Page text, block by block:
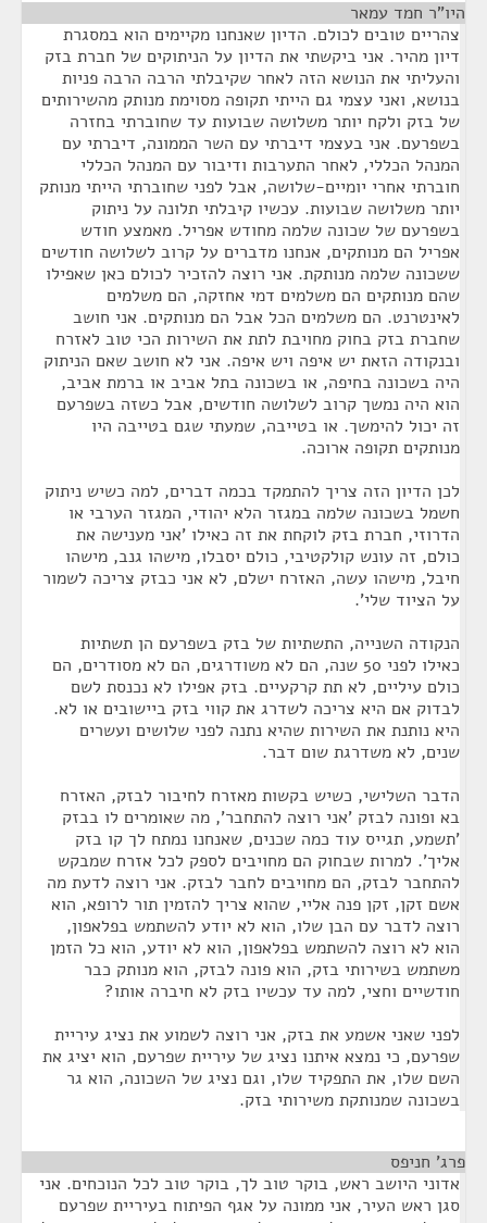
היו"ר חמד עמאר
צהריים טובים לכולם. הדיון שאנחנו מקיימים הוא במסגרת
דיון מהיר. אני ביקשתי את הדיון על הניתוקים של חברת בזק
והעליתי את הנושא הזה לאחר שקיבלתי הרבה הרבה פניות
בנושא, ואני עצמי גם הייתי תקופה מסוימת מנותק מהשירותים
של בזק ולקח יותר משלושה שבועות עד שחוברתי בחזרה
בשפרעם. אני בעצמי דיברתי עם השר הממונה, דיברתי עם
המנהל הכללי, לאחר התערבות ודיבור עם המנהל הכללי
חוברתי אחרי יומיים-שלושה, אבל לפני שחוברתי הייתי מנותק
יותר משלושה שבועות. עכשיו קיבלתי תלונה על ניתוק
בשפרעם של שכונה שלמה מחודש אפריל. מאמצע חודש
אפריל הם מנותקים, אנחנו מדברים על קרוב לשלושה חודשים
ששכונה שלמה מנותקת. אני רוצה להזכיר לכולם כאן שאפילו
שהם מנותקים הם משלמים דמי אחזקה, הם משלמים
לאינטרנט. הם משלמים הכל אבל הם מנותקים. אני חושב
שחברת בזק בחוק מחויבת לתת את השירות הכי טוב לאזרח
ובנקודה הזאת יש איפה ויש איפה. אני לא חושב שאם הניתוק
היה בשכונה בחיפה, או בשכונה בתל אביב או ברמת אביב,
הוא היה נמשך קרוב לשלושה חודשים, אבל כשזה בשפרעם
זה יכול להימשך. או בטייבה, שמעתי שגם בטייבה היו
מנותקים תקופה ארוכה.
לכן הדיון הזה צריך להתמקד בכמה דברים, למה כשיש ניתוק
חשמל בשכונה שלמה במגזר הלא יהודי, המגזר הערבי או
הדרוזי, חברת בזק לוקחת את זה כאילו 'אני מענישה את
כולם, זה עונש קולקטיבי, כולם יסבלו, מישהו גנב, מישהו
חיבל, מישהו עשה, האזרח ישלם, לא אני כבזק צריכה לשמור
על הציוד שלי'.
הנקודה השנייה, התשתיות של בזק בשפרעם הן תשתיות
כאילו לפני 50 שנה, הם לא משודרגים, הם לא מסודרים, הם
כולם עיליים, לא תת קרקעיים. בזק אפילו לא נכנסת לשם
לבדוק אם היא צריכה לשדרג את קווי בזק ביישובים או לא.
היא נותנת את השירות שהיא נתנה לפני שלושים ועשרים
שנים, לא משדרגת שום דבר.
הדבר השלישי, כשיש בקשות מאזרח לחיבור לבזק, האזרח
בא ופונה לבזק 'אני רוצה להתחבר', מה שאומרים לו בבזק
'תשמע, תגייס עוד כמה שכנים, שאנחנו נמתח לך קו בזק
אליך'. למרות שבחוק הם מחויבים לספק לכל אזרח שמבקש
להתחבר לבזק, הם מחויבים לחבר לבזק. אני רוצה לדעת מה
אשם זקן, זקן פנה אליי, שהוא צריך להזמין תור לרופא, הוא
רוצה לדבר עם הבן שלו, הוא לא יודע להשתמש בפלאפון,
הוא לא רוצה להשתמש בפלאפון, הוא לא יודע, הוא כל הזמן
משתמש בשירותי בזק, הוא פונה לבזק, הוא מנותק כבר
חודשיים וחצי, למה עד עכשיו בזק לא חיברה אותו?
לפני שאני אשמע את בזק, אני רוצה לשמוע את נציג עיריית
שפרעם, כי נמצא איתנו נציג של עיריית שפרעם, הוא יציג את
השם שלו, את התפקיד שלו, וגם נציג של השכונה, הוא גר
בשכונה שמנותקת משירותי בזק.
פרג' חניפס
אדוני היושב ראש, בוקר טוב לך, בוקר טוב לכל הנוכחים. אני
סגן ראש העיר, אני ממונה על אגף הפיתוח בעיריית שפרעם